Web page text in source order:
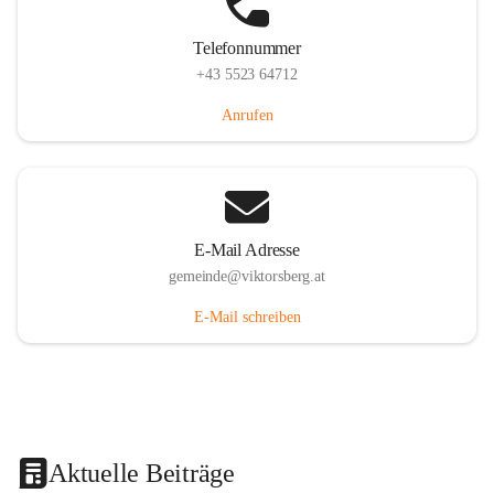
Telefonnummer
+43 5523 64712
Anrufen
E-Mail Adresse
gemeinde@viktorsberg.at
E-Mail schreiben
Aktuelle Beiträge